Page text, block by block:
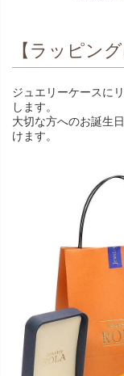
【ラッピン
ジュエリーケースに
します。
大切な方へのお誕生
けます。